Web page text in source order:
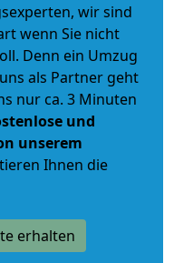
wir sind
wenn Sie nicht
Denn ein Umzug
als Partner geht
nur ca. 3 Minuten
und
unserem
Ihnen die
erhalten